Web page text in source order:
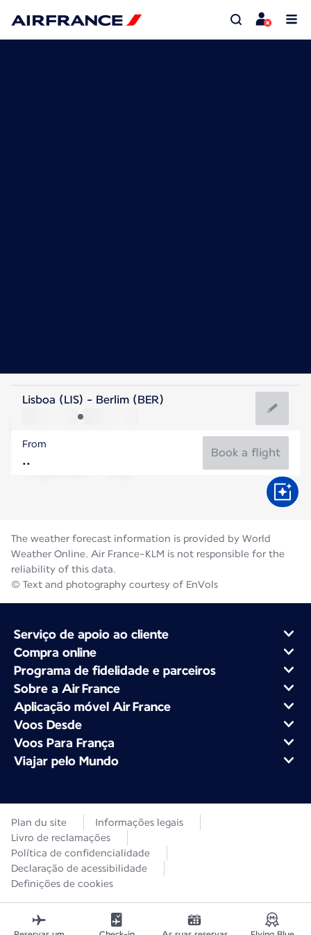
Germany
Germany
Flight time
Lisboa (LIS) - Berlim (BER)
From
Book a flight
The weather forecast information is provided by World
Weather Online. Air France-KLM is not responsible for the
reliability of this data.
© Text and photography courtesy of EnVols
Serviço de apoio ao cliente
Compra online
Programa de fidelidade e parceiros
Sobre a Air France
Aplicação móvel Air France
Voos Desde
Voos Para França
Viajar pelo Mundo
Plan du site
Informações legais
Livro de reclamações
Política de confidencialidade
Declaração de acessibilidade
Definições de cookies